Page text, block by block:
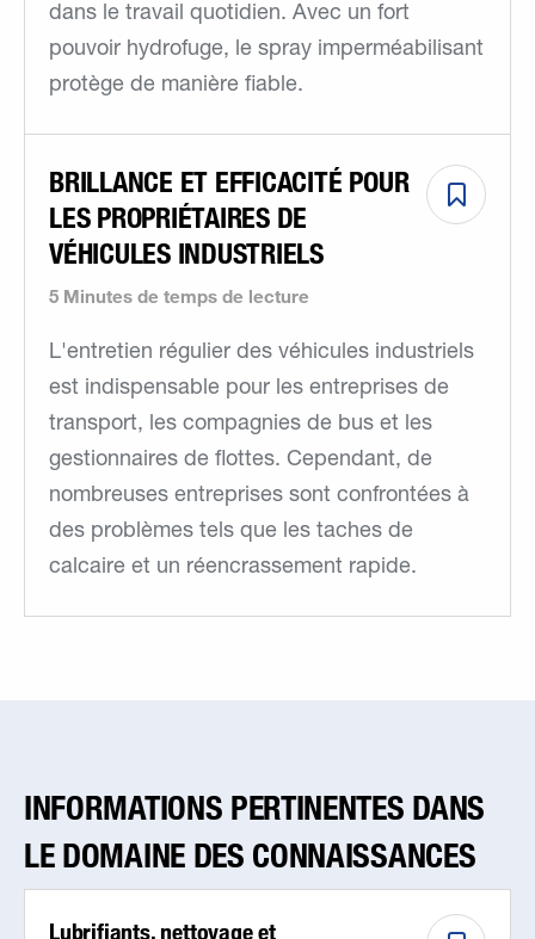
dans le travail quotidien. Avec un fort
pouvoir hydrofuge, le spray imperméabilisant
protège de manière fiable.
5 Minutes de temps de lecture
BRILLANCE ET EFFICACITÉ POUR
LES PROPRIÉTAIRES DE
VÉHICULES INDUSTRIELS
L'entretien régulier des véhicules industriels
est indispensable pour les entreprises de
transport, les compagnies de bus et les
gestionnaires de flottes. Cependant, de
nombreuses entreprises sont confrontées à
des problèmes tels que les taches de
calcaire et un réencrassement rapide.
INFORMATIONS PERTINENTES DANS
LE DOMAINE DES CONNAISSANCES
Lubrifiants, nettoyage et